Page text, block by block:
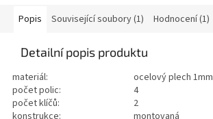
Popis Související soubory (1) Hodnocení (1)
Detailní popis produktu
materiál:
ocelový plech 1mm
počet polic:
4
počet klíčů:
2
konstrukce:
montovaná